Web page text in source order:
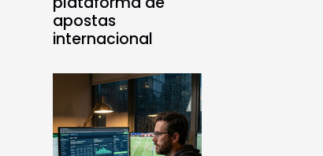
apostas
internacional